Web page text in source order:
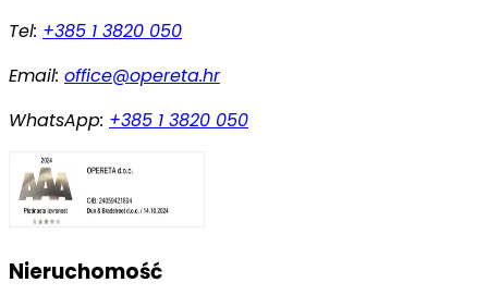
Tel: +385 1 3820 050
Email: office@opereta.hr
WhatsApp: +385 1 3820 050
Nieruchomość